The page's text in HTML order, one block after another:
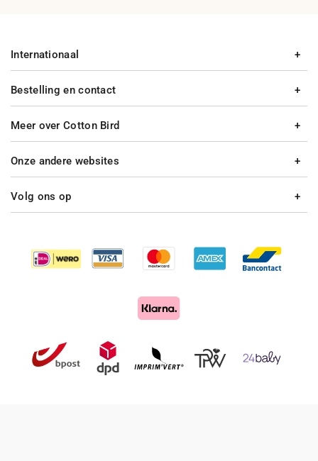
Bestelling en contact
Meer over Cotton Bird
Internationaal
Onze andere websites
Volg ons op